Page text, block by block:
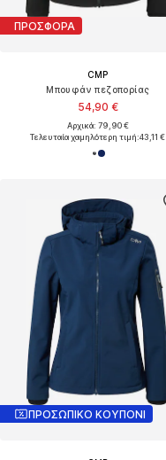
ΠΡΟΣΦΟΡΑ
CMP
Μπουφάν πεζοπορίας
54,90 €
Αρχικά: 79,90 €
Τελευταία χαμηλότερη τιμή:43,11 €
ΠΡΟΣΩΠΙΚΟ ΚΟΥΠΟΝΙ